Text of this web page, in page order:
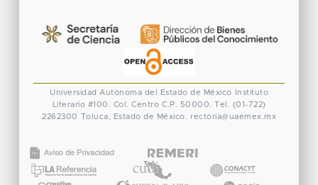
Universidad Autónoma del Estado de México
Instituto
Literario #100. Col. Centro C.P. 50000. Tel. (01-722)
2262300 Toluca, Estado de México. rectoria@uaemex.mx